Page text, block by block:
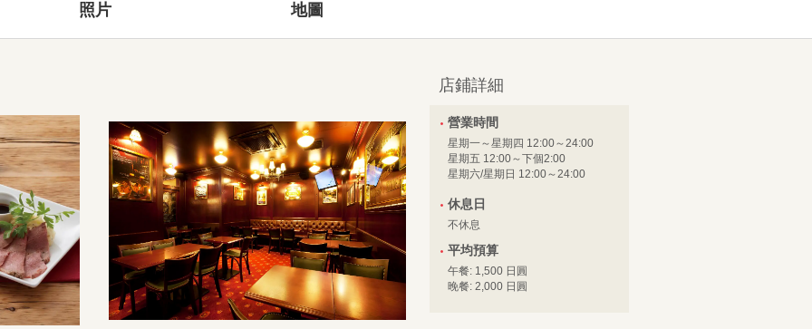
照片 地圖
店鋪詳細
營業時間
星期一～星期四 12:00～24:00
星期五 12:00～下個2:00
星期六/星期日 12:00～24:00
休息日
不休息
平均預算
午餐: 1,500 日圓
晚餐: 2,000 日圓